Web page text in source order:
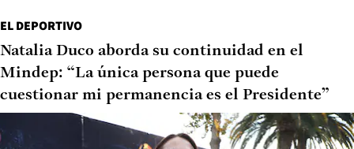
EL DEPORTIVO
Natalia Duco aborda su continuidad en el
Mindep: “La única persona que puede
cuestionar mi permanencia es el Presidente”